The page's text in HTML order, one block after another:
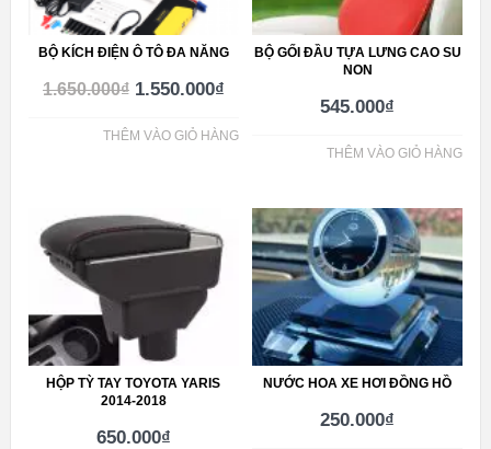
BỘ KÍCH ĐIỆN Ô TÔ ĐA NĂNG
1.650.000₫ 1.550.000₫
THÊM VÀO GIỎ HÀNG
BỘ GỐI ĐẦU TỰA LƯNG CAO SU
NON
545.000₫
THÊM VÀO GIỎ HÀNG
HỘP TỲ TAY TOYOTA YARIS
2014-2018
650.000₫
NƯỚC HOA XE HƠI ĐỒNG HỒ
250.000₫